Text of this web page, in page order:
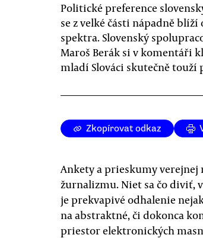
Politické preference
se z velké části nápadně
spektra. Slovenský
Maroš Berák si v komentáři
mladí Slováci skutečně touží
Zkopírovat odkaz
Ankety a prieskumy verejnej
žurnalizmu. Niet sa čo diviť,
je prekvapivé odhalenie
na abstraktné, či dokonca
priestor elektronických